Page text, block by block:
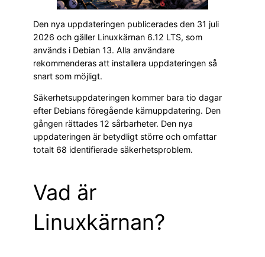
Den nya uppdateringen publicerades den 31 juli
2026 och gäller Linuxkärnan 6.12 LTS, som
används i Debian 13. Alla användare
rekommenderas att installera uppdateringen så
snart som möjligt.
Säkerhetsuppdateringen kommer bara tio dagar
efter Debians föregående kärnuppdatering. Den
gången rättades 12 sårbarheter. Den nya
uppdateringen är betydligt större och omfattar
totalt 68 identifierade säkerhetsproblem.
Vad är
Linuxkärnan?